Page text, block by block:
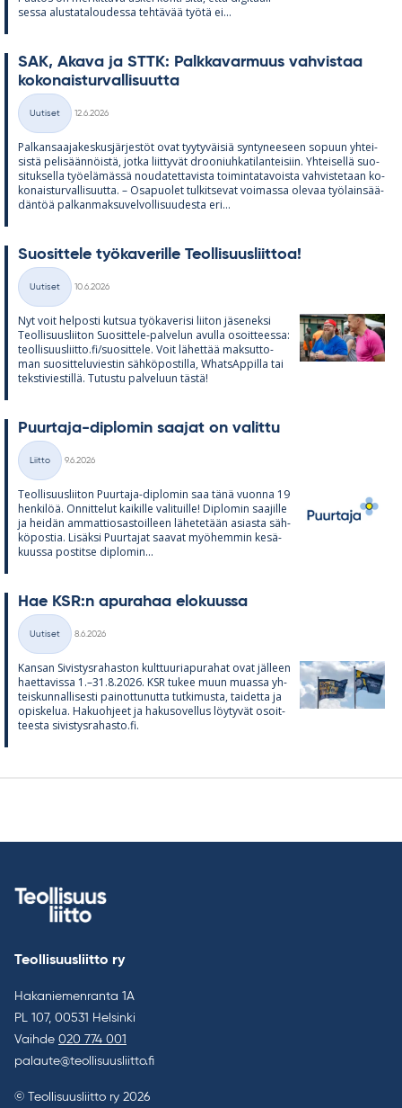
sessa alus­ta­ta­lou­dessa teh­tä­vää työtä ei...
SAK, Akava ja STTK: Palk­ka­var­muus vah­vis­taa
ko­ko­nais­tur­val­li­suutta
Kategoriat
Uutiset
12.6.2026
Pal­kan­saa­ja­kes­kus­jär­jes­töt ovat tyy­ty­väi­siä syn­ty­nee­seen so­puun yh­tei­
sistä pe­li­sään­nöistä, jotka liit­ty­vät droo­niuh­ka­ti­lan­tei­siin. Yh­tei­sellä suo­
si­tuk­sella työ­elä­mässä nou­da­tet­ta­vista toi­min­ta­ta­voista vah­vis­te­taan ko­
ko­nais­tur­val­li­suutta. – Os­a­puo­let tul­kit­se­vat voi­massa ole­vaa työ­lain­sää­
dän­töä pal­kan­mak­su­vel­vol­li­suu­desta eri...
Suo­sit­tele työ­ka­ve­rille Teol­li­suus­liit­toa!
Kategoriat
Uutiset
10.6.2026
Nyt voit hel­posti kut­sua työ­ka­ve­risi lii­ton jä­se­neksi
Teol­li­suus­lii­ton Suo­sit­tele-pal­ve­lun avulla osoit­teessa:
teol­li­suus­liitto.fi/suo­sit­tele. Voit lä­het­tää mak­sut­to­
man suo­sit­te­lu­vies­tin säh­kö­pos­tilla, What­sAp­pilla tai
teks­ti­vies­tillä. Tu­tustu pal­ve­luun tästä!
Puur­taja-diplo­min saa­jat on va­littu
Kategoriat
Liitto
9.6.2026
Teol­li­suus­lii­ton Puur­taja-diplo­min saa tänä vuonna 19
hen­ki­löä. On­nit­te­lut kai­kille va­li­tuille! Diplo­min saa­jille
ja hei­dän am­mat­tio­sas­toil­leen lä­he­te­tään asiasta säh­
kö­pos­tia. Li­säksi Puur­ta­jat saa­vat myö­hem­min ke­sä­
kuussa pos­titse diplo­min...
Hae KSR:n apu­ra­haa elo­kuussa
Kategoriat
Uutiset
8.6.2026
Kan­san Si­vis­tys­ra­has­ton kult­tuu­ria­pu­ra­hat ovat jäl­leen
haet­ta­vissa 1.–31.8.2026. KSR tu­kee muun muassa yh­
teis­kun­nal­li­sesti pai­not­tu­nutta tut­ki­musta, tai­detta ja
opis­ke­lua. Ha­kuoh­jeet ja ha­kuso­vel­lus löy­ty­vät osoit­
teesta si­vis­tys­ra­hasto.fi.
Teollisuusliitto ry
Hakaniemenranta 1A
PL 107, 00531 Helsinki
Vaihde 020 774 001
palaute@teollisuusliitto.fi
© Teollisuusliitto ry 2026